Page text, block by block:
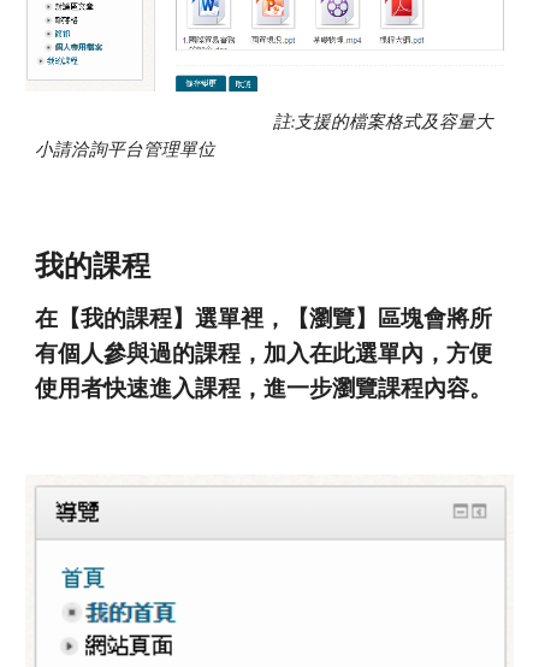
註:支援的檔案格式及容量大
小請洽詢平台管理單位
我的課程
在【我的課程】選單裡，【瀏覽】區塊會將所
有個人參與過的課程，加入在此選單內，方便
使用者快速進入課程，進一步瀏覽課程內容。